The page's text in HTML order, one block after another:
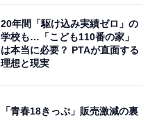
20年間「駆け込み実績ゼロ」の
学校も…「こども110番の家」
は本当に必要？ PTAが直面する
理想と現実
「青春18きっぷ」販売激減の裏